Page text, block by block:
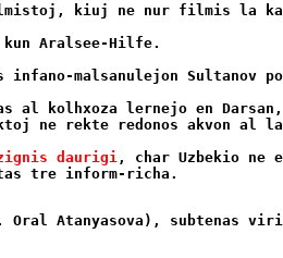
kiuj ne nur filmis la
kun Aralsee-Hilfe.
malsanulejon Sultanov
al kolhxoza lernejo en
ne rekte redonos akvon al
daurigi , char Uzbekio ne